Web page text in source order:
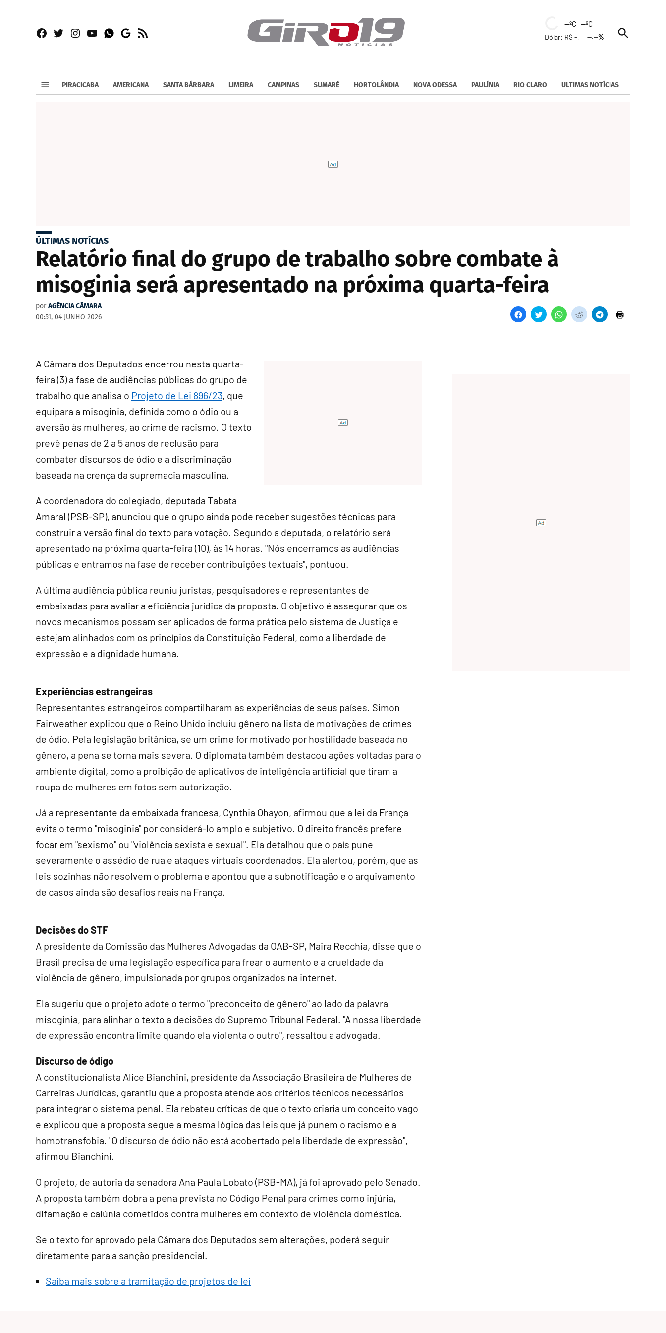
Facebook
TwitterInstagram
YouTubeWhatsapp
Google
RSS
--ºC --ºC
Dólar: R$ -,----.--%
Open
Search
PIRACICABA AMERICANA SANTA BÁRBARA LIMEIRA CAMPINAS SUMARÉ HORTOLÂNDIA NOVA ODESSA PAULÍNIA RIO CLARO ULTIMAS NOTÍCIAS
ÚLTIMAS NOTÍCIAS
Relatório final do grupo de trabalho sobre combate à
misoginia será apresentado na próxima quarta-feira
por AGÊNCIA CÂMARA
00:51, 04 JUNHO 2026
A Câmara dos Deputados encerrou nesta quarta-
feira (3) a fase de audiências públicas do grupo de
trabalho que analisa o Projeto de Lei 896/23, que
equipara a misoginia, definida como o ódio ou a
aversão às mulheres, ao crime de racismo. O texto
prevê penas de 2 a 5 anos de reclusão para
combater discursos de ódio e a discriminação
baseada na crença da supremacia masculina.
A coordenadora do colegiado, deputada Tabata
Amaral (PSB-SP), anunciou que o grupo ainda pode receber sugestões técnicas para
construir a versão final do texto para votação. Segundo a deputada, o relatório será
apresentado na próxima quarta-feira (10), às 14 horas. "Nós encerramos as audiências
públicas e entramos na fase de receber contribuições textuais", pontuou.
A última audiência pública reuniu juristas, pesquisadores e representantes de
embaixadas para avaliar a eficiência jurídica da proposta. O objetivo é assegurar que os
novos mecanismos possam ser aplicados de forma prática pelo sistema de Justiça e
estejam alinhados com os princípios da Constituição Federal, como a liberdade de
expressão e a dignidade humana.
Experiências estrangeiras
Representantes estrangeiros compartilharam as experiências de seus países. Simon
Fairweather explicou que o Reino Unido incluiu gênero na lista de motivações de crimes
de ódio. Pela legislação britânica, se um crime for motivado por hostilidade baseada no
gênero, a pena se torna mais severa. O diplomata também destacou ações voltadas para o
ambiente digital, como a proibição de aplicativos de inteligência artificial que tiram a
roupa de mulheres em fotos sem autorização.
Já a representante da embaixada francesa, Cynthia Ohayon, afirmou que a lei da França
evita o termo "misoginia" por considerá-lo amplo e subjetivo. O direito francês prefere
focar em "sexismo" ou "violência sexista e sexual". Ela detalhou que o país pune
severamente o assédio de rua e ataques virtuais coordenados. Ela alertou, porém, que as
leis sozinhas não resolvem o problema e apontou que a subnotificação e o arquivamento
de casos ainda são desafios reais na França.
Decisões do STF
A presidente da Comissão das Mulheres Advogadas da OAB-SP, Maira Recchia, disse que o
Brasil precisa de uma legislação específica para frear o aumento e a crueldade da
violência de gênero, impulsionada por grupos organizados na internet.
Ela sugeriu que o projeto adote o termo "preconceito de gênero" ao lado da palavra
misoginia, para alinhar o texto a decisões do Supremo Tribunal Federal. "A nossa liberdade
de expressão encontra limite quando ela violenta o outro", ressaltou a advogada.
Discurso de ódigo
A constitucionalista Alice Bianchini, presidente da Associação Brasileira de Mulheres de
Carreiras Jurídicas, garantiu que a proposta atende aos critérios técnicos necessários
para integrar o sistema penal. Ela rebateu críticas de que o texto criaria um conceito vago
e explicou que a proposta segue a mesma lógica das leis que já punem o racismo e a
homotransfobia. "O discurso de ódio não está acobertado pela liberdade de expressão",
afirmou Bianchini.
O projeto, de autoria da senadora Ana Paula Lobato (PSB-MA), já foi aprovado pelo Senado.
A proposta também dobra a pena prevista no Código Penal para crimes como injúria,
difamação e calúnia cometidos contra mulheres em contexto de violência doméstica.
Se o texto for aprovado pela Câmara dos Deputados sem alterações, poderá seguir
diretamente para a sanção presidencial.
Saiba mais sobre a tramitação de projetos de lei